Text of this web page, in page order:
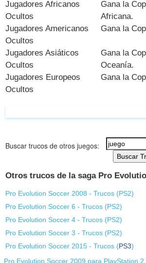
Jugadores Africanos
Ocultos
Gana la
Africana.
Jugadores Americanos
Ocultos
Gana la
Jugadores Asiáticos
Ocultos
Gana la
Oceanía.
Jugadores Europeos
Ocultos
Gana la
Buscar trucos de otros juegos:
Buscar
Otros trucos de la saga Pro
Pro Evolution Soccer 2008 - Trucos (PS2)
Pro Evolution Soccer 6 - Trucos (PS2)
Pro Evolution Soccer 4 - Trucos (PS2)
Pro Evolution Soccer 3 - Trucos (PS2)
Pro Evolution Soccer 2015 - Trucos (PS3)
Pro Evolution Soccer 2009 para PlayStation 2